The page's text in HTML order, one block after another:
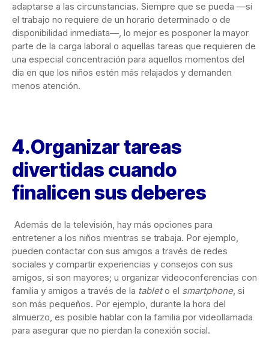
adaptarse a las circunstancias. Siempre que se pueda —si
el trabajo no requiere de un horario determinado o de
disponibilidad inmediata—, lo mejor es posponer la mayor
parte de la carga laboral o aquellas tareas que requieren de
una especial concentración para aquellos momentos del
día en que los niños estén más relajados y demanden
menos atención.
4.Organizar tareas
divertidas cuando
finalicen sus deberes
Además de la televisión, hay más opciones para
entretener a los niños mientras se trabaja. Por ejemplo,
pueden contactar con sus amigos a través de redes
sociales y compartir experiencias y consejos con sus
amigos, si son mayores; u organizar videoconferencias con
familia y amigos a través de la tableto el smartphone, si
son más pequeños. Por ejemplo, durante la hora del
almuerzo, es posible hablar con la familia por videollamada
para asegurar que no pierdan la conexión social.